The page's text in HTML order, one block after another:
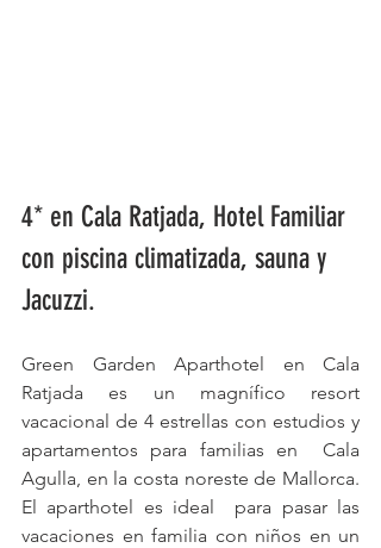
4* en Cala Ratjada, Hotel Familiar
con piscina climatizada, sauna y
Jacuzzi.
Green Garden Aparthotel en Cala
Ratjada es un magnífico resort
vacacional de 4 estrellas con estudios y
apartamentos para familias en  Cala
Agulla, en la costa noreste de Mallorca.
El aparthotel es ideal  para pasar las
vacaciones en familia con niños en un